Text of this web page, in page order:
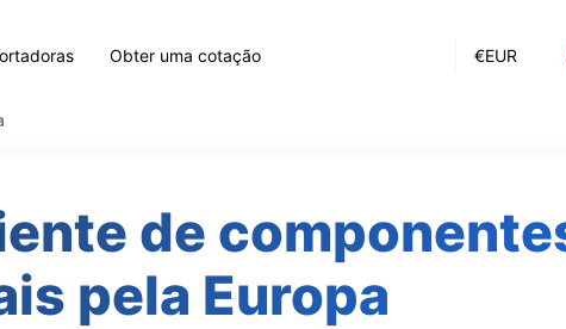
€EUR
Obter uma cotação
de
pela Europa